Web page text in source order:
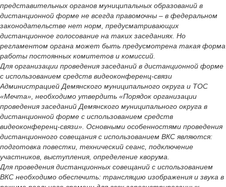
представительных органов муниципальных образований в
дистанционной форме не всегда правомочны – в федеральном
законодательстве нет норм, предусматривающих
дистанционное голосование на таких заседаниях. Но
регламентом органа может быть предусмотрена такая форма
работы постоянных комитетов и комиссий.
Для организации проведения заседаний в дистанционной форме
с использованием средств видеоконференц-связи
Администрацией Демянского муниципального округа и ТОС
«Мечта», необходимо утвердить «Порядок организации
проведения заседаний Демянского муниципального округа в
дистанционной форме с использованием средств
видеоконференц-связи». Основными особенностями проведения
дистанционного совещания с использованием ВКС являются:
подготовка повестки, технический сеанс, подключение
участников, выступления, определение кворума.
Для проведения дистанционных совещаний с использованием
ВКС необходимо обеспечить: трансляцию изображения и звука в